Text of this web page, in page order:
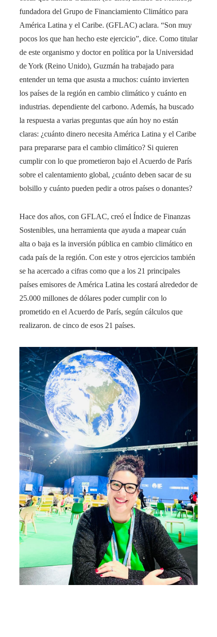
fundadora del Grupo de Financiamiento Climático para
América Latina y el Caribe. (GFLAC) aclara. “Son muy
pocos los que han hecho este ejercicio”, dice. Como titular
de este organismo y doctor en política por la Universidad
de York (Reino Unido), Guzmán ha trabajado para
entender un tema que asusta a muchos: cuánto invierten
los países de la región en cambio climático y cuánto en
industrias. dependiente del carbono. Además, ha buscado
la respuesta a varias preguntas que aún hoy no están
claras: ¿cuánto dinero necesita América Latina y el Caribe
para prepararse para el cambio climático? Si quieren
cumplir con lo que prometieron bajo el Acuerdo de París
sobre el calentamiento global, ¿cuánto deben sacar de su
bolsillo y cuánto pueden pedir a otros países o donantes?
Hace dos años, con GFLAC, creó el Índice de Finanzas
Sostenibles, una herramienta que ayuda a mapear cuán
alta o baja es la inversión pública en cambio climático en
cada país de la región. Con este y otros ejercicios también
se ha acercado a cifras como que a los 21 principales
países emisores de América Latina les costará alrededor de
25.000 millones de dólares poder cumplir con lo
prometido en el Acuerdo de París, según cálculos que
realizaron. de cinco de esos 21 países.